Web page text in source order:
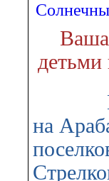
Ваша
детьми
Вы
на